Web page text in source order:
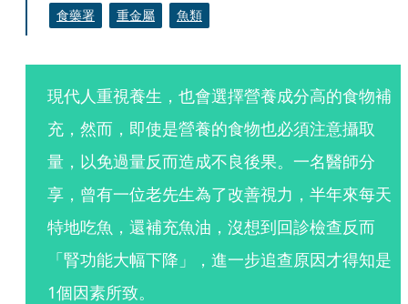
食藥署 重金屬 魚類
現代人重視養生，也會選擇營養成分高的食物補
充，然而，即使是營養的食物也必須注意攝取
量，以免過量反而造成不良後果。一名醫師分
享，曾有一位老先生為了改善視力，半年來每天
特地吃魚，還補充魚油，沒想到回診檢查反而
「腎功能大幅下降」，進一步追查原因才得知是
1個因素所致。